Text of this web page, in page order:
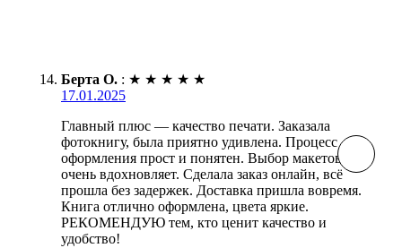
Берта О. : ★ ★ ★ ★ ★
17.01.2025
Главный плюс — качество печати. Заказала
фотокнигу, была приятно удивлена. Процесс
оформления прост и понятен. Выбор макетов
очень вдохновляет. Сделала заказ онлайн, всё
прошла без задержек. Доставка пришла вовремя.
Книга отлично оформлена, цвета яркие.
РЕКОМЕНДУЮ тем, кто ценит качество и
удобство!